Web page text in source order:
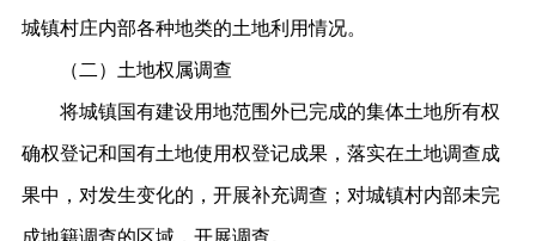
城镇村庄内部各种地类的土地利用情况。
（二）土地权属调查
将城镇国有建设用地范围外已完成的集体土地所有权
确权登记和国有土地使用权登记成果，落实在土地调查成
果中，对发生变化的，开展补充调查；对城镇村内部未完
成地籍调查的区域，开展调查。